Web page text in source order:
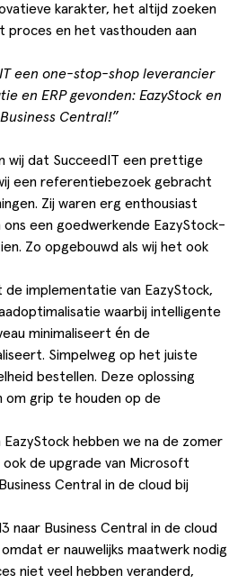
karakter, het altijd zoeken
proces en het vasthouden aan
een one-stop-shop leverancier
en ERP gevonden: EazyStock en
Central!”
wij dat SucceedIT een prettige
een referentiebezoek gebracht
. Zij waren erg enthousiast
een goedwerkende EazyStock-
Zo opgebouwd als wij het ook
implementatie van EazyStock,
waarbij intelligente
minimaliseert én de
Simpelweg op het juiste
bestellen. Deze oplossing
om grip te houden op de
hebben we na de zomer
de upgrade van Microsoft
Central in de cloud bij
naar Business Central in de cloud
er nauwelijks maatwerk nodig
niet veel hebben veranderd,